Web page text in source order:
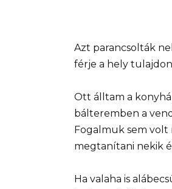
Azt parancsolták
férje a hely
Ott álltam a
bálteremben a
Fogalmuk sem
megtanítani nekik
Ha valaha is